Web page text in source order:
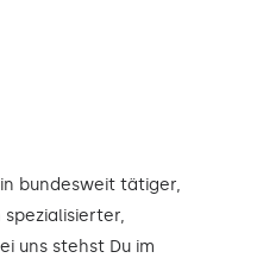
bundesweit tätiger,
uns stehst Du im